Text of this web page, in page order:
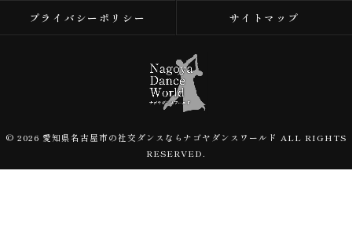
プライバシーポリシー サイトマップ
© 2026 愛知県名古屋市の社交ダンスならナゴヤダンスワールド ALL RIGHTS
RESERVED.